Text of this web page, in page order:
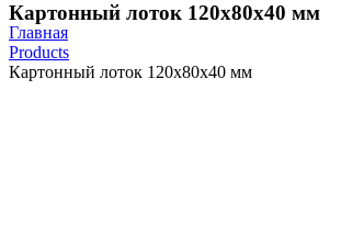
Картонный лоток 120х80х40 мм
Главная
Products
Картонный лоток 120х80х40 мм